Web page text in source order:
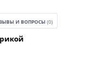
И ВОПРОСЫ (0)